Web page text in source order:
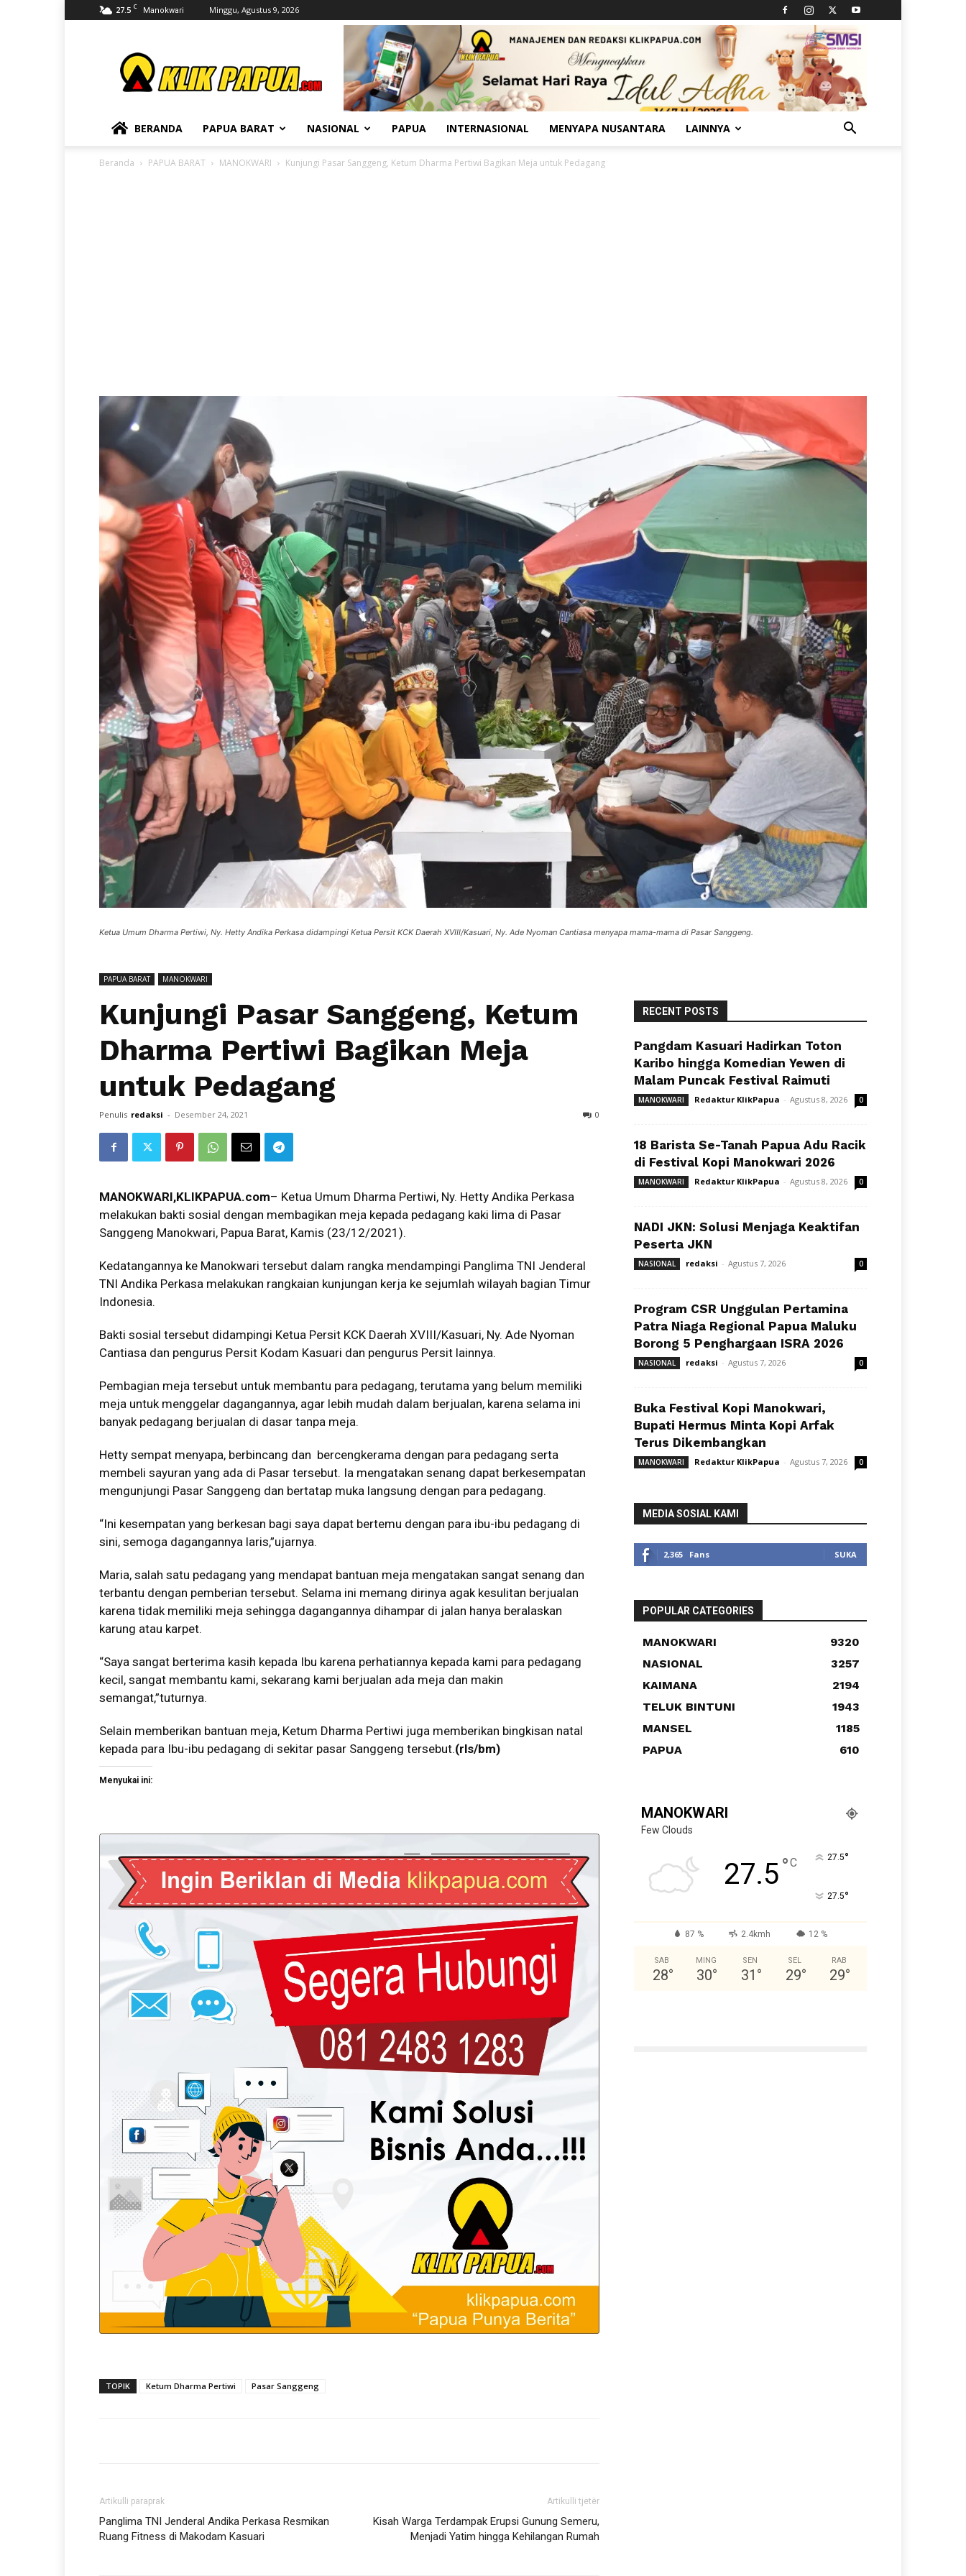
27.5 C Manokwari Minggu, Agustus 9, 2026
BERANDA PAPUA BARAT NASIONAL PAPUA INTERNASIONAL MENYAPA NUSANTARA LAINNYA
Beranda PAPUA BARAT MANOKWARI Kunjungi Pasar Sanggeng, Ketum Dharma Pertiwi Bagikan Meja untuk Pedagang
Ketua Umum Dharma Pertiwi, Ny. Hetty Andika Perkasa didampingi Ketua Persit KCK Daerah XVIII/Kasuari, Ny. Ade Nyoman Cantiasa menyapa mama-mama di Pasar Sanggeng.
PAPUA BARAT MANOKWARI
Kunjungi Pasar Sanggeng, Ketum
Dharma Pertiwi Bagikan Meja
untuk Pedagang
Penulis redaksi - Desember 24, 2021 0
MANOKWARI,KLIKPAPUA.com– Ketua Umum Dharma Pertiwi, Ny. Hetty Andika Perkasa
melakukan bakti sosial dengan membagikan meja kepada pedagang kaki lima di Pasar
Sanggeng Manokwari, Papua Barat, Kamis (23/12/2021).
Kedatangannya ke Manokwari tersebut dalam rangka mendampingi Panglima TNI Jenderal
TNI Andika Perkasa melakukan rangkaian kunjungan kerja ke sejumlah wilayah bagian Timur
Indonesia.
Bakti sosial tersebut didampingi Ketua Persit KCK Daerah XVIII/Kasuari, Ny. Ade Nyoman
Cantiasa dan pengurus Persit Kodam Kasuari dan pengurus Persit lainnya.
Pembagian meja tersebut untuk membantu para pedagang, terutama yang belum memiliki
meja untuk menggelar dagangannya, agar lebih mudah dalam berjualan, karena selama ini
banyak pedagang berjualan di dasar tanpa meja.
Hetty sempat menyapa, berbincang dan bercengkerama dengan para pedagang serta
membeli sayuran yang ada di Pasar tersebut. Ia mengatakan senang dapat berkesempatan
mengunjungi Pasar Sanggeng dan bertatap muka langsung dengan para pedagang.
“Ini kesempatan yang berkesan bagi saya dapat bertemu dengan para ibu-ibu pedagang di
sini, semoga dagangannya laris,”ujarnya.
Maria, salah satu pedagang yang mendapat bantuan meja mengatakan sangat senang dan
terbantu dengan pemberian tersebut. Selama ini memang dirinya agak kesulitan berjualan
karena tidak memiliki meja sehingga dagangannya dihampar di jalan hanya beralaskan
karung atau karpet.
“Saya sangat berterima kasih kepada Ibu karena perhatiannya kepada kami para pedagang
kecil, sangat membantu kami, sekarang kami berjualan ada meja dan makin
semangat,”tuturnya.
Selain memberikan bantuan meja, Ketum Dharma Pertiwi juga memberikan bingkisan natal
kepada para Ibu-ibu pedagang di sekitar pasar Sanggeng tersebut.(rls/bm)
Menyukai ini:
TOPIK Ketum Dharma Pertiwi Pasar Sanggeng
Artikulli paraprak
Panglima TNI Jenderal Andika Perkasa Resmikan
Ruang Fitness di Makodam Kasuari
Artikulli tjetër
Kisah Warga Terdampak Erupsi Gunung Semeru,
Menjadi Yatim hingga Kehilangan Rumah
RECENT POSTS
Pangdam Kasuari Hadirkan Toton
Karibo hingga Komedian Yewen di
Malam Puncak Festival Raimuti
MANOKWARI Redaktur KlikPapua - Agustus 8, 2026 0
18 Barista Se-Tanah Papua Adu Racik
di Festival Kopi Manokwari 2026
MANOKWARI Redaktur KlikPapua - Agustus 8, 2026 0
NADI JKN: Solusi Menjaga Keaktifan
Peserta JKN
NASIONAL redaksi - Agustus 7, 2026 0
Program CSR Unggulan Pertamina
Patra Niaga Regional Papua Maluku
Borong 5 Penghargaan ISRA 2026
NASIONAL redaksi - Agustus 7, 2026 0
Buka Festival Kopi Manokwari,
Bupati Hermus Minta Kopi Arfak
Terus Dikembangkan
MANOKWARI Redaktur KlikPapua - Agustus 7, 2026 0
MEDIA SOSIAL KAMI
2,365 Fans SUKA
POPULAR CATEGORIES
MANOKWARI
9320
NASIONAL
3257
KAIMANA
2194
TELUK BINTUNI
1943
MANSEL
1185
PAPUA
610
MANOKWARI
Few Clouds
27.5°C 27.5°
27.5°
87 % 2.4kmh 12 %
SAB
28°
MING
30°
SEN
31 °
SEL
29°
RAB
29°